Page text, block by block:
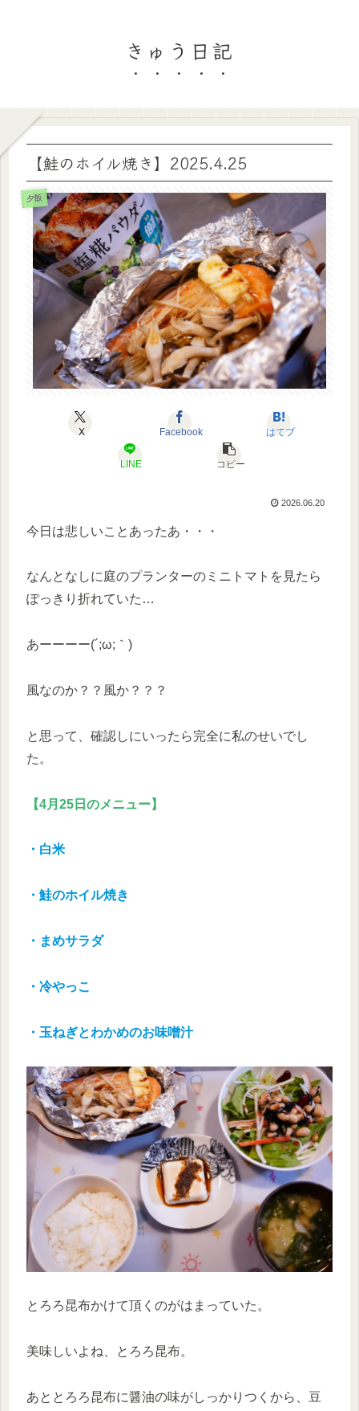
きゅう日記
【鮭のホイル焼き】2025.4.25
夕飯
X Facebook はてブ
LINE コピー
2026.06.20
今日は悲しいことあったあ・・・
なんとなしに庭のプランターのミニトマトを見たら
ぽっきり折れていた…
あーーーー(´;ω;｀)
風なのか？？風か？？？
と思って、確認しにいったら完全に私のせいでし
た。
【4月25日のメニュー】
・白米
・鮭のホイル焼き
・まめサラダ
・冷やっこ
・玉ねぎとわかめのお味噌汁
とろろ昆布かけて頂くのがはまっていた。
美味しいよね、とろろ昆布。
あととろろ昆布に醤油の味がしっかりつくから、豆